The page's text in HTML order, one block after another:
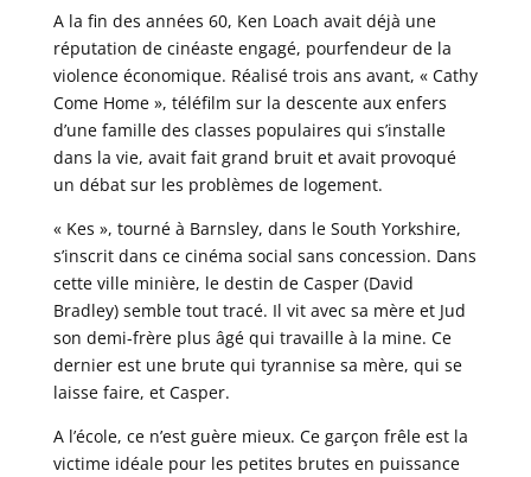
A la fin des années 60, Ken Loach avait déjà une
réputation de cinéaste engagé, pourfendeur de la
violence économique. Réalisé trois ans avant, « Cathy
Come Home », téléfilm sur la descente aux enfers
d’une famille des classes populaires qui s’installe
dans la vie, avait fait grand bruit et avait provoqué
un débat sur les problèmes de logement.
« Kes », tourné à Barnsley, dans le South Yorkshire,
s’inscrit dans ce cinéma social sans concession. Dans
cette ville minière, le destin de Casper (David
Bradley) semble tout tracé. Il vit avec sa mère et Jud
son demi-frère plus âgé qui travaille à la mine. Ce
dernier est une brute qui tyrannise sa mère, qui se
laisse faire, et Casper.
A l’école, ce n’est guère mieux. Ce garçon frêle est la
victime idéale pour les petites brutes en puissance